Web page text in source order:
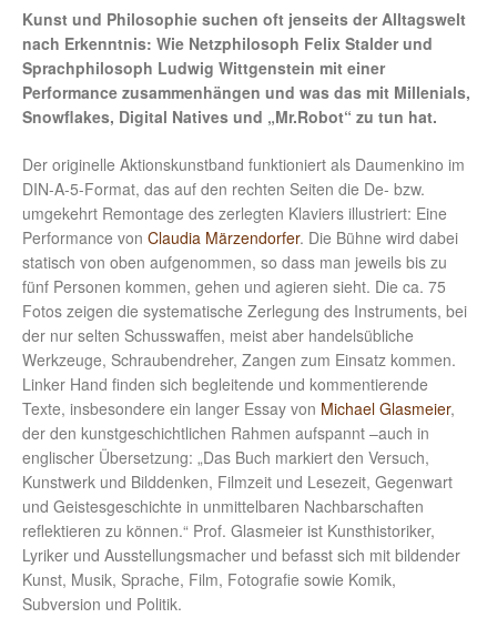
Kunst und Philosophie suchen oft jenseits der Alltagswelt
nach Erkenntnis: Wie Netzphilosoph Felix Stalder und
Sprachphilosoph Ludwig Wittgenstein mit einer
Performance zusammenhängen und was das mit Millenials,
Snowflakes, Digital Natives und „Mr.Robot“ zu tun hat.
Der originelle Aktionskunstband funktioniert als Daumenkino im
DIN-A-5-Format, das auf den rechten Seiten die De- bzw.
umgekehrt Remontage des zerlegten Klaviers illustriert: Eine
Performance von Claudia Märzendorfer. Die Bühne wird dabei
statisch von oben aufgenommen, so dass man jeweils bis zu
fünf Personen kommen, gehen und agieren sieht. Die ca. 75
Fotos zeigen die systematische Zerlegung des Instruments, bei
der nur selten Schusswaffen, meist aber handelsübliche
Werkzeuge, Schraubendreher, Zangen zum Einsatz kommen.
Linker Hand finden sich begleitende und kommentierende
Texte, insbesondere ein langer Essay von Michael Glasmeier,
der den kunstgeschichtlichen Rahmen aufspannt –auch in
englischer Übersetzung: „Das Buch markiert den Versuch,
Kunstwerk und Bilddenken, Filmzeit und Lesezeit, Gegenwart
und Geistesgeschichte in unmittelbaren Nachbarschaften
reflektieren zu können.“ Prof. Glasmeier ist Kunsthistoriker,
Lyriker und Ausstellungsmacher und befasst sich mit bildender
Kunst, Musik, Sprache, Film, Fotografie sowie Komik,
Subversion und Politik.